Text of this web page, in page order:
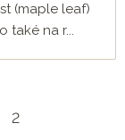
(maple leaf)
také na r...
2